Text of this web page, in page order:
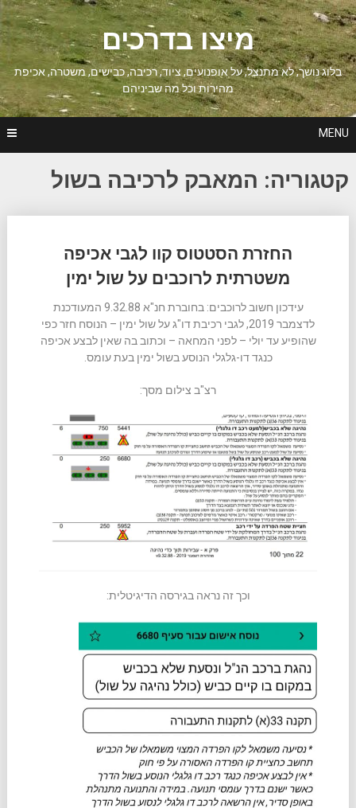
Skip
to
content
מיצו בדרכים
בלוג נושך, לא מתנצל, על אופנועים, ציוד, רכיבה, כבישים, משטרה, אכיפת
מהירות וכל מה שביניהם
MENU
קטגוריה: המאבק לרכיבה בשול
החזרת הסטטוס קוו לגבי אכיפה
משטרתית לרוכבים על שול ימין
עידכון חשוב לרוכבים: בחוברת חנ"א 9.32.88 המעודכנת
לדצמבר 2019, לגבי רכיבת דו"ג על שול ימין – הנוסח חזר כפי
שהופיע עד יולי – לפני המחאה – וכתוב בה שאין לבצע אכיפה
כנגד דו-גלגלי הנוסע בשול ימין בעת עומס.
רצ"ב צילום מסך:
וכך זה נראה בגירסה הדיגיטלית:
navigation